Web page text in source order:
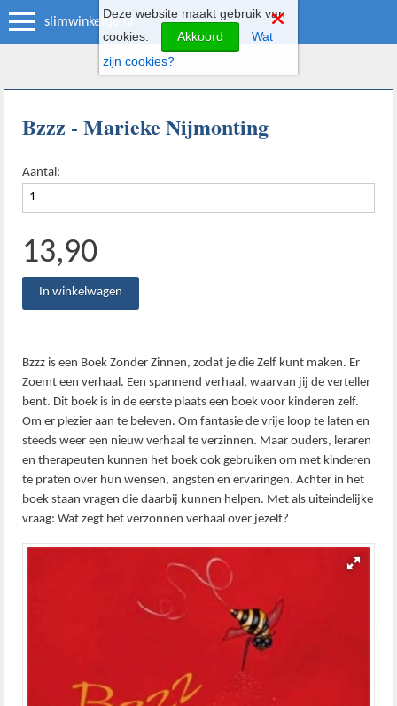
slimwinkeltje.nl
Bzzz - Marieke Nijmonting
Aantal:
13,90
Bzzz is een Boek Zonder Zinnen, zodat je die Zelf kunt maken. Er
Zoemt een verhaal. Een spannend verhaal, waarvan jij de verteller
bent. Dit boek is in de eerste plaats een boek voor kinderen zelf.
Om er plezier aan te beleven. Om fantasie de vrije loop te laten en
steeds weer een nieuw verhaal te verzinnen. Maar ouders, leraren
en therapeuten kunnen het boek ook gebruiken om met kinderen
te praten over hun wensen, angsten en ervaringen. Achter in het
boek staan vragen die daarbij kunnen helpen. Met als uiteindelijke
vraag: Wat zegt het verzonnen verhaal over jezelf?
Deze website maakt gebruik van
cookies.
Akkoord
Wat
zijn cookies?